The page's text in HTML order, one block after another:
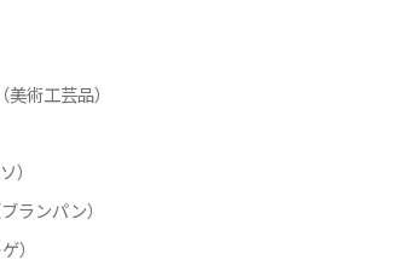
術工芸品）
）
ランパン）
）